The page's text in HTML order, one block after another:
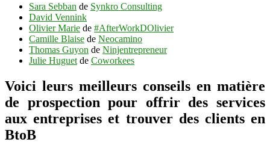
Sara Sebban de Synkro Consulting
David Vennink
Olivier Marie de #AfterWorkDOlivier
Camille Blaise de Neocamino
Thomas Guyon de Ninjentrepreneur
Julie Huguet de Coworkees
Voici leurs meilleurs conseils en matière
de prospection pour offrir des services
aux entreprises et trouver des clients en
BtoB